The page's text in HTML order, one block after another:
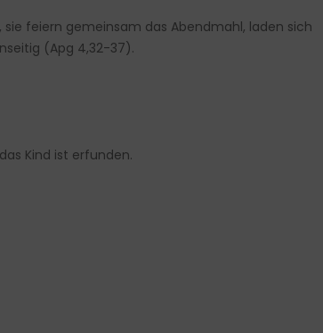
feiern gemeinsam das Abendmahl, laden sich
(Apg 4,32-37).
Kind ist erfunden.